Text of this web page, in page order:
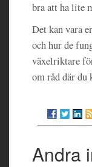
bra att ha lite
Det kan vara
och hur de
växelriktare
om råd där du
Andra